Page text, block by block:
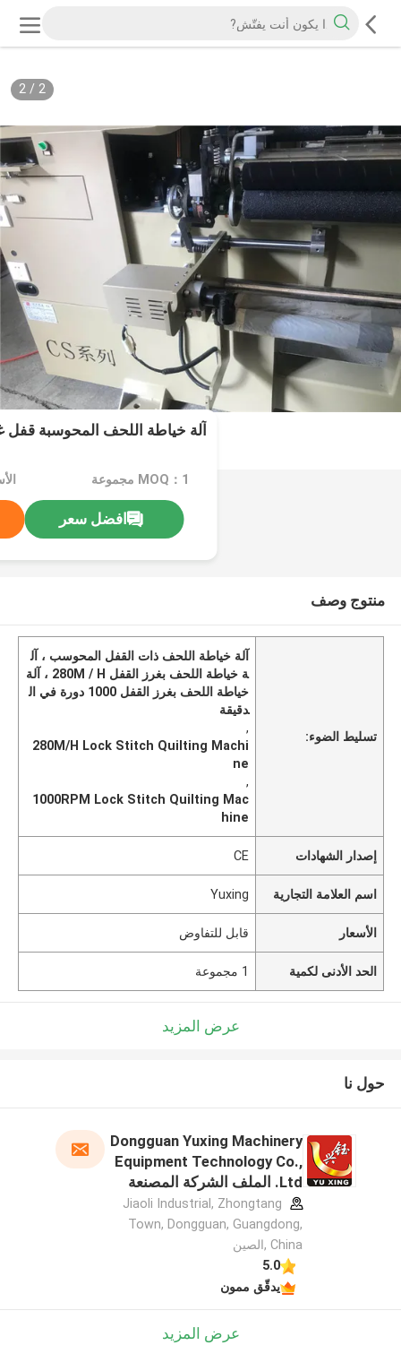
2
/
2
آلة خياطة اللحف المحوسبة قفل
MOQ：1 مجموعة
افضل سعر
منتوج وصف
تسليط الضوء:
آلة خياطة اللحف ذات القفل المحوسب ، آل
ة خياطة اللحف بغرز القفل 280M / H ، آلة
خياطة اللحف بغرز القفل 1000 دورة في ال
دقيقة
,
280M/H Lock Stitch Quilting Machi
ne
,
1000RPM Lock Stitch Quilting Mac
hine
إصدار الشهادات CE
اسم العلامة التجارية Yuxing
الأسعار قابل للتفاوض
الحد الأدنى لكمية 1 مجموعة
عرض المزيد
حول نا
Dongguan Yuxing Machinery
Equipment Technology Co.,
Ltd. الملف الشركة المصنعة
Jiaoli Industrial, Zhongtang
Town, Dongguan, Guangdong,
China ,الصين
5.0
يدقّق ممون
عرض المزيد